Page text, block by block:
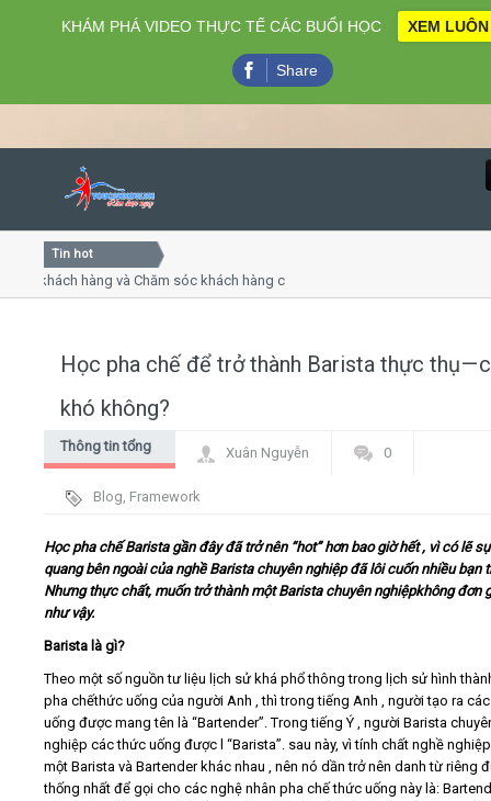
Close
Home
Video
Kiến thức
Liên hệ - Đăng ký
Tìm kiếm
Tin hot
hàng và Chăm sóc khách hàng chuyên nghiệp
Học pha chế để trở thành Barista thực thụ —
khó không?
Thông tin tổng
Xuân Nguyễn 0
Blog, Framework
Học pha chế Barista gần đây đã trở nên “hot” hơn bao giờ hết , vì có lẽ
quang bên ngoài của nghề Barista chuyên nghiệp đã lôi cuốn nhiều bạn
Nhưng thực chất, muốn trở thành một Barista chuyên nghiệpkhông đơn
như vậy.
Barista là gì?
Theo một số nguồn tư liệu lịch sử khá phổ thông trong lịch sử hình
pha chếthức uống của người Anh , thì trong tiếng Anh , người tạo ra
uống được mang tên là “Bartender”. Trong tiếng Ý , người Barista
nghiệp các thức uống được l “Barista”. sau này, vì tính chất nghề
một Barista và Bartender khác nhau , nên nó dần trở nên danh từ riêng
thống nhất để gọi cho các nghệ nhân pha chế thức uống này là:
KHÁM PHÁ VIDEO THỰC TẾ CÁC BUỔI HỌC XEM LUÔN
Share